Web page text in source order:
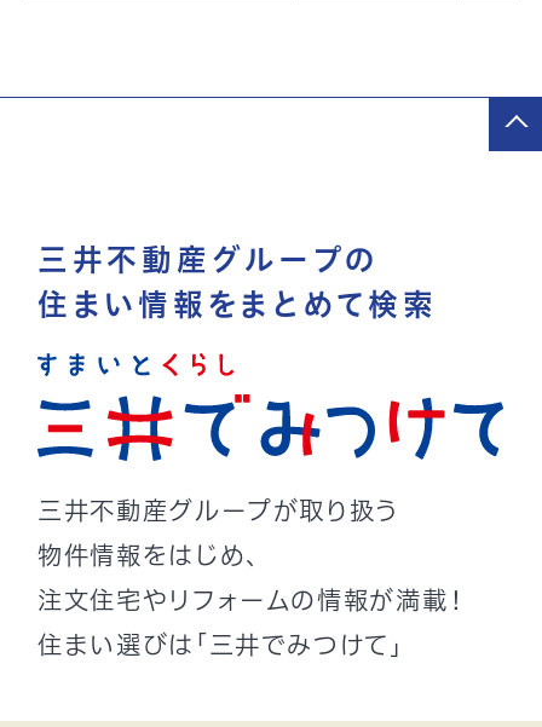
三井不動産グループの
住まい情報をまとめて検索
三井不動産グループが取り扱う
物件情報をはじめ、
注文住宅やリフォームの情報が満載！
住まい選びは「三井でみつけて」